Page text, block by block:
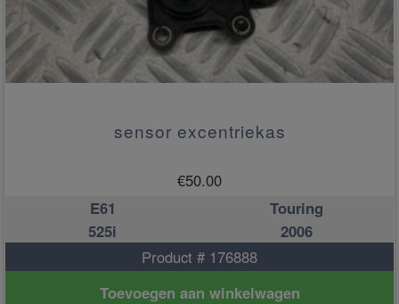
sensor excentriekas
€50.00
E61
Touring
525i
2006
Product # 176888
Toevoegen aan winkelwagen